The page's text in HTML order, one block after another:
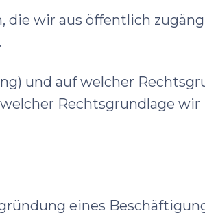
wir aus öffentlich
und auf welcher
Rechtsgrundlage wir
eines